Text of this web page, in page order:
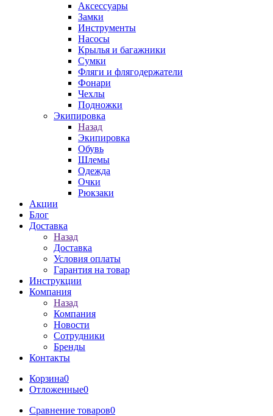
Аксессуары
Замки
Инструменты
Насосы
Крылья и багажники
Сумки
Фляги и флягодержатели
Фонари
Чехлы
Подножки
Экипировка
Назад
Экипировка
Обувь
Шлемы
Одежда
Очки
Рюкзаки
Акции
Блог
Доставка
Назад
Доставка
Условия оплаты
Гарантия на товар
Инструкции
Компания
Назад
Компания
Новости
Сотрудники
Бренды
Контакты
Корзина0
Отложенные0
Сравнение товаров0